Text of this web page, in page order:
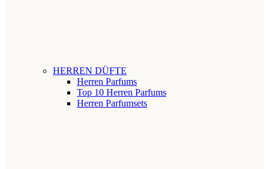
HERREN DÜFTE
Herren Parfums
Top 10 Herren Parfums
Herren Parfumsets